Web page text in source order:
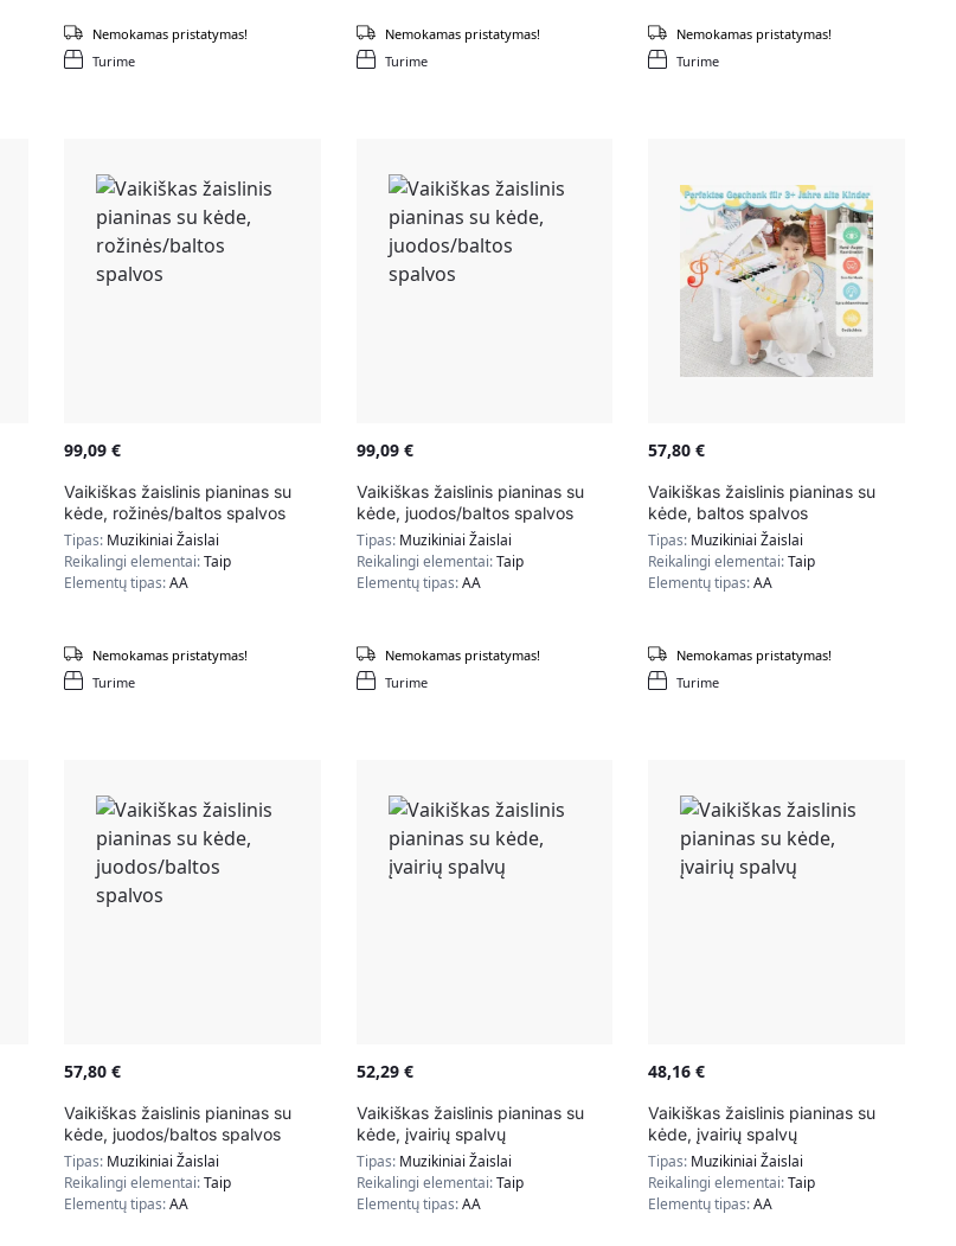
Turime
Nemokamas pristatymas!
Turime
Nemokamas pristatymas!
Turime
Nemokamas pristatymas!
99,09 €
Vaikiškas žaislinis pianinas su
kėde, rožinės/baltos spalvos
Tipas: Muzikiniai Žaislai
Reikalingi elementai:Taip
Elementų tipas:AA
Turime
Nemokamas pristatymas!
99,09 €
Vaikiškas žaislinis pianinas su
kėde, juodos/baltos spalvos
Tipas: Muzikiniai Žaislai
Reikalingi elementai:Taip
Elementų tipas:AA
Turime
Nemokamas pristatymas!
57,80€
Vaikiškas žaislinis pianinas su
kėde, baltos spalvos
Tipas: Muzikiniai Žaislai
Reikalingi elementai:Taip
Elementų tipas:AA
Turime
Nemokamas pristatymas!
57,80 €
Vaikiškas žaislinis pianinas su
kėde, juodos/baltos spalvos
Tipas: Muzikiniai Žaislai
Reikalingi elementai:Taip
Elementų tipas:AA
52,29 €
Vaikiškas žaislinis pianinas su
kėde, įvairių spalvų
Tipas: Muzikiniai Žaislai
Reikalingi elementai:Taip
Elementų tipas:AA
48,16€
Vaikiškas žaislinis pianinas su
kėde, įvairių spalvų
Tipas: Muzikiniai Žaislai
Reikalingi elementai:Taip
Elementų tipas:AA